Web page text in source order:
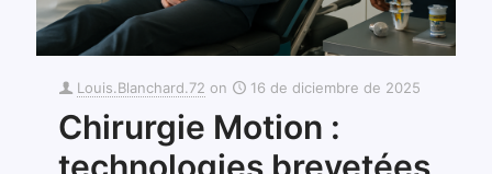
Louis.Blanchard.72 on 16 de diciembre de 2025
Chirurgie Motion :
technologies brevetées